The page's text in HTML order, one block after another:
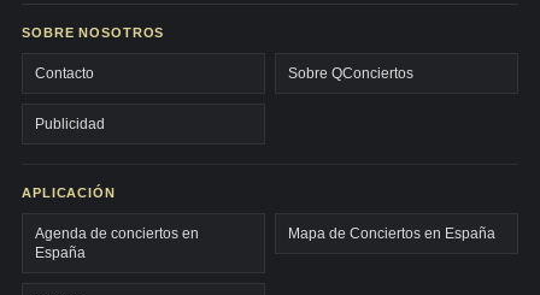
SOBRE NOSOTROS
Contacto Sobre QConciertos
Publicidad
APLICACIÓN
Agenda de conciertos en
España
Mapa de Conciertos en España